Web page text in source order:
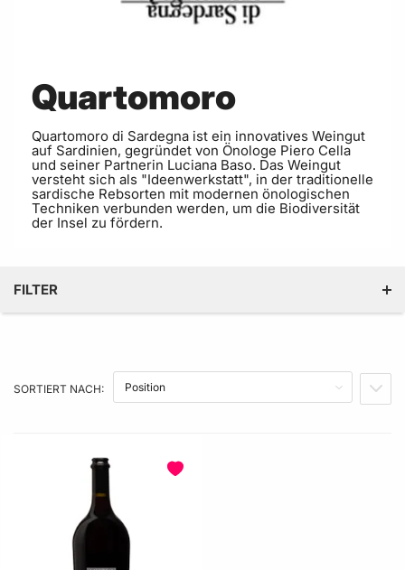
Quartomoro
Quartomoro di Sardegna ist ein innovatives Weingut
auf Sardinien, gegründet von Önologe Piero Cella
und seiner Partnerin Luciana Baso. Das Weingut
versteht sich als "Ideenwerkstatt", in der traditionelle
sardische Rebsorten mit modernen önologischen
Techniken verbunden werden, um die Biodiversität
der Insel zu fördern.
FILTER
SORTIERT NACH: IN